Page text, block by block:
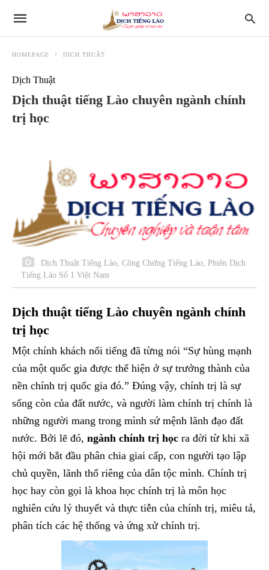
HOMEPAGE DỊCH THUẬT
Dịch Thuật
Dịch thuật tiếng Lào chuyên ngành chính
trị học
Dịch Thuật Tiếng Lào, Công Chứng Tiếng Lào, Phiên Dịch
Tiếng Lào Số 1 Việt Nam
Dịch thuật tiếng Lào chuyên ngành chính
trị học
Một chính khách nổi tiếng đã từng nói “Sự hùng mạnh
của một quốc gia được thể hiện ở sự trưởng thành của
nền chính trị quốc gia đó.” Đúng vậy, chính trị là sự
sống còn của đất nước, và người làm chính trị chính là
những người mang trong mình sứ mệnh lãnh đạo đất
nước. Bởi lẽ đó, ngành chính trị học ra đời từ khi xã
hội mới bắt đầu phân chia giai cấp, con người tạo lập
chủ quyền, lãnh thổ riêng của dân tộc mình. Chính trị
học hay còn gọi là khoa học chính trị là môn học
nghiên cứu lý thuyết và thực tiễn của chính trị, miêu tả,
phân tích các hệ thống và ứng xử chính trị.